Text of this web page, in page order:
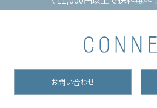
お問い合わせ